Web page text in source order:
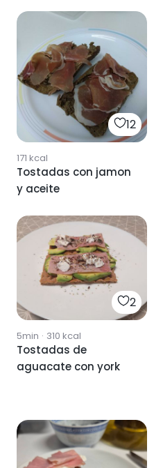
12
171 kcal
Tostadas con jamon
y aceite
2
5min · 310 kcal
Tostadas de
aguacate con york